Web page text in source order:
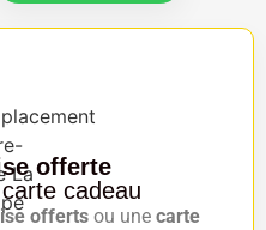
offerte
cadeau
offerts ou une carte